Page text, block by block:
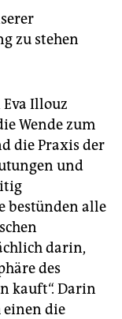
zu stehen
Illouz
Wende zum
die Praxis der
und
bestünden alle
darin,
des
kauft“. Darin
einen die